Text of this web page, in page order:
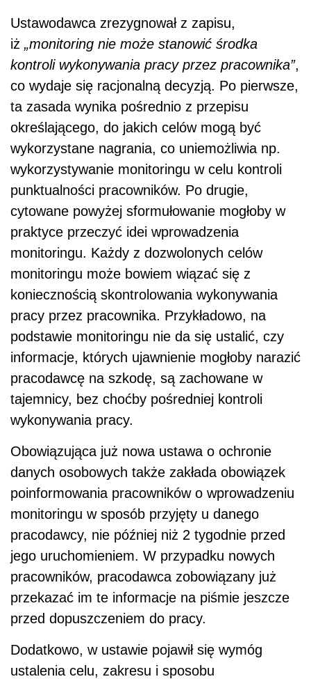
Ustawodawca zrezygnował z zapisu,
iż „monitoring nie może stanowić środka
kontroli wykonywania pracy przez pracownika”,
co wydaje się racjonalną decyzją. Po pierwsze,
ta zasada wynika pośrednio z przepisu
określającego, do jakich celów mogą być
wykorzystane nagrania, co uniemożliwia np.
wykorzystywanie monitoringu w celu kontroli
punktualności pracowników. Po drugie,
cytowane powyżej sformułowanie mogłoby w
praktyce przeczyć idei wprowadzenia
monitoringu. Każdy z dozwolonych celów
monitoringu może bowiem wiązać się z
koniecznością skontrolowania wykonywania
pracy przez pracownika. Przykładowo, na
podstawie monitoringu nie da się ustalić, czy
informacje, których ujawnienie mogłoby narazić
pracodawcę na szkodę, są zachowane w
tajemnicy, bez choćby pośredniej kontroli
wykonywania pracy.
Obowiązująca już nowa ustawa o ochronie
danych osobowych także zakłada obowiązek
poinformowania pracowników o wprowadzeniu
monitoringu w sposób przyjęty u danego
pracodawcy, nie później niż 2 tygodnie przed
jego uruchomieniem. W przypadku nowych
pracowników, pracodawca zobowiązany już
przekazać im te informacje na piśmie jeszcze
przed dopuszczeniem do pracy.
Dodatkowo, w ustawie pojawił się wymóg
ustalenia celu, zakresu i sposobu